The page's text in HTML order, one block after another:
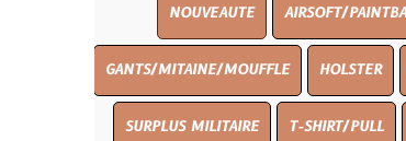
AIRSOFT/PAINTBALL
GANTS/MITAINE/MOUFFLE HOLSTER MEDAILLES/
SURPLUS MILITAIRE T-SHIRT/PULL TOUT PAYS